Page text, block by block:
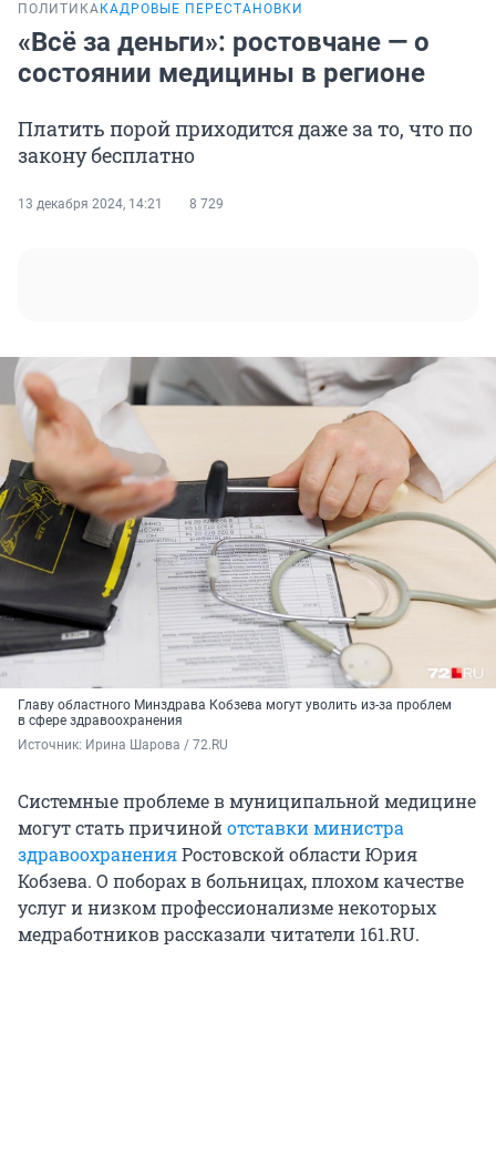
ПОЛИТИКА КАДРОВЫЕ ПЕРЕСТАНОВКИ
«Всё за деньги»: ростовчане — о
состоянии медицины в регионе
Платить порой приходится даже за то, что по
закону бесплатно
13 декабря 2024, 14:21 8 729
Главу областного Минздрава Кобзева могут уволить из-за проблем
в сфере здравоохранения
Источник: Ирина Шарова / 72.RU
Системные проблеме в муниципальной медицине
могут стать причинойотставки министра
здравоохраненияРостовской области Юрия
Кобзева. О поборах в больницах, плохом качестве
услуг и низком профессионализме некоторых
медработников рассказали читатели 161.RU.